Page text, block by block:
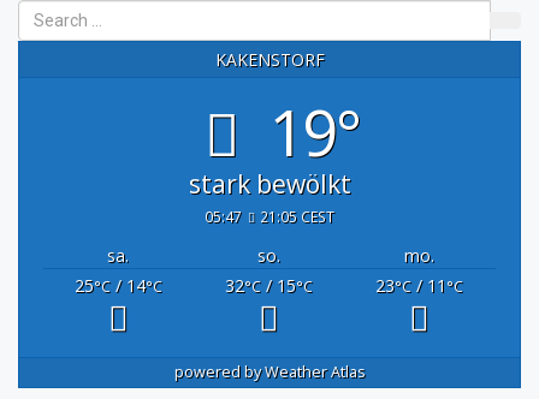
KAKENSTORF
19°
stark bewölkt
05:47 21:05 CEST
sa. so.
mo.
25°C/ 14°C 32°C/ 15°C 23°C / 11°C
powered byWeather Atlas